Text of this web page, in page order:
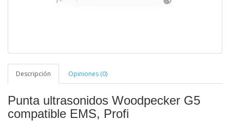
Descripción Opiniones (0)
Punta ultrasonidos Woodpecker G5
compatible EMS, Profi